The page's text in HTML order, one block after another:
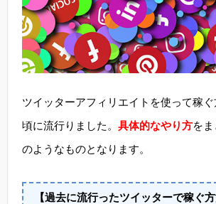
ツイッターアフィリエイトを使って稼
頃に流行りました。 具体的なやり方を
のようなものとなります。
【過去に流行ったツイッターで稼ぐ方